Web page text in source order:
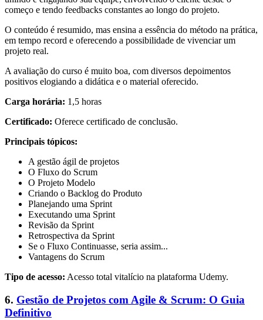
começo e tendo feedbacks constantes ao longo do projeto.
O conteúdo é resumido, mas ensina a essência do método na prática,
em tempo record e oferecendo a possibilidade de vivenciar um
projeto real.
A avaliação do curso é muito boa, com diversos depoimentos
positivos elogiando a didática e o material oferecido.
Carga horária: 1,5 horas
Certificado: Oferece certificado de conclusão.
Principais tópicos:
A gestão ágil de projetos
O Fluxo do Scrum
O Projeto Modelo
Criando o Backlog do Produto
Planejando uma Sprint
Executando uma Sprint
Revisão da Sprint
Retrospectiva da Sprint
Se o Fluxo Continuasse, seria assim...
Vantagens do Scrum
Tipo de acesso: Acesso total vitalício na plataforma Udemy.
6. Gestão de Projetos com Agile & Scrum: O Guia
Definitivo